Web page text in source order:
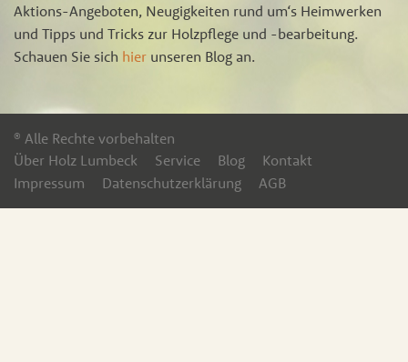
Aktions-Angeboten, Neugigkeiten rund um‘s Heimwerken
und Tipps und Tricks zur Holzpflege und -bearbeitung.
Schauen Sie sich hier unseren Blog an.
® Alle Rechte vorbehalten
Über Holz Lumbeck
Service Blog
Kontakt
Impressum
Datenschutzerklärung AGB